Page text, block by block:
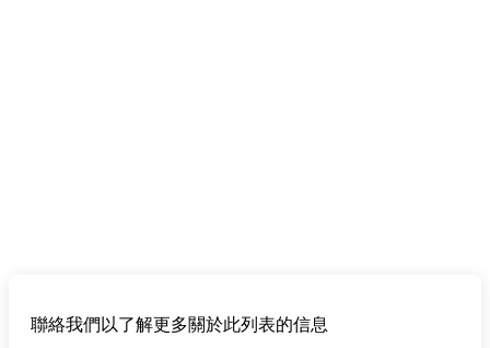
聯絡我們以了解更多關於此列表的信息